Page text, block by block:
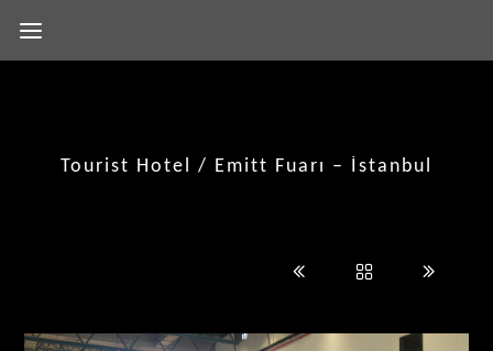
Tourist Hotel / Emitt Fuarı – İstanbul